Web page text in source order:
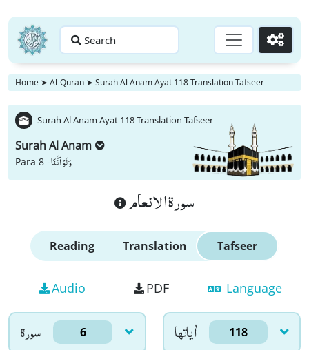
Search Go
Home ➤ Al-Quran ➤ Surah Al Anam Ayat 118 Translation Tafseer
Surah Al Anam Ayat 118 Translation Tafseer
Surah Al Anam
Para 8 -وَ لَوْ اَنَّنَا
سورة الانعام
Reading Translation Tafseer
Audio PDF Language
سورۃ 6 اٰياتها 118